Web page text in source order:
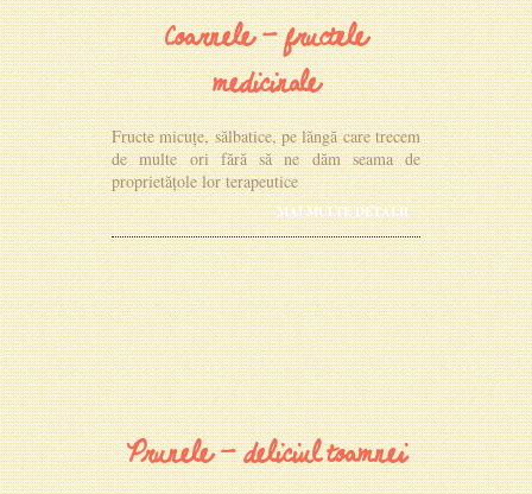
Coarnele - fructele
medicinale
Fructe micuțe, sălbatice, pe lăngă care trecem
de multe ori fără să ne dăm seama de
proprietățole lor terapeutice
MAI MULTE DETALII
Prunele - deliciul toamnei